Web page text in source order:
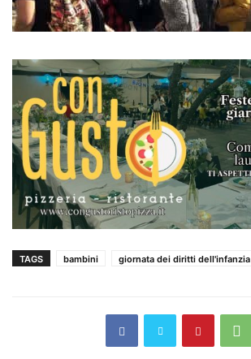
TAGS bambini giornata dei diritti dell'infanzia